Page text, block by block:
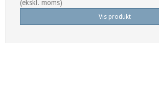
(ekskl. moms)
Vis produkt